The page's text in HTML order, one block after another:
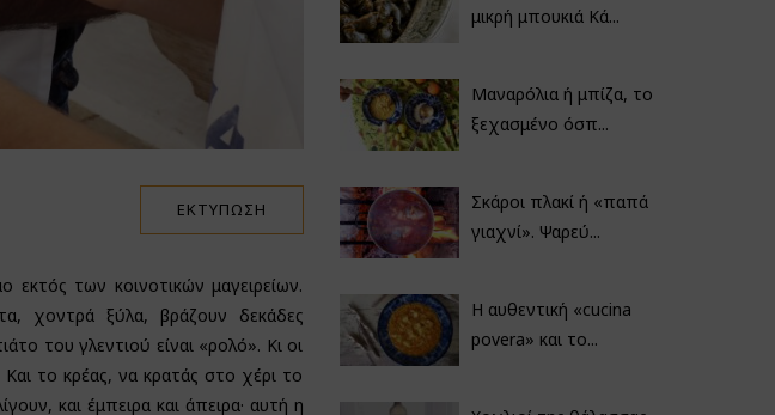
ΕΚΤΎΠΩΣΗ
των κοινοτικών μαγειρείων.
χοντρά ξύλα, βράζουν δεκάδες
του γλεντιού είναι «ρολό». Κι οι
το κρέας, να κρατάς στο χέρι το
και έμπειρα και άπειρα· αυτή η
μικρή μπουκιά Κά...
Μαναρόλια ή μπίζα, το
ξεχασμένο όσπ...
Σκάροι πλακί ή «παπά
γιαχνί». Ψαρεύ...
Η αυθεντική «cucina
povera» και το...